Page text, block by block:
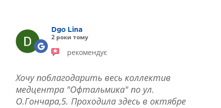
ІНТЕРНЕТ-МАГАЗИН ОПТИКИ
ДИТЯЧА ОФТАЛЬМОЛОГІЯ
ТЕРАПІЯ
Dgo Lina
2 роки тому
рекомендує
Хочу поблагодарить весь коллектив
медцентра "Офтальмика" по ул.
О.Гончара,5. Проходила здесь в октябре